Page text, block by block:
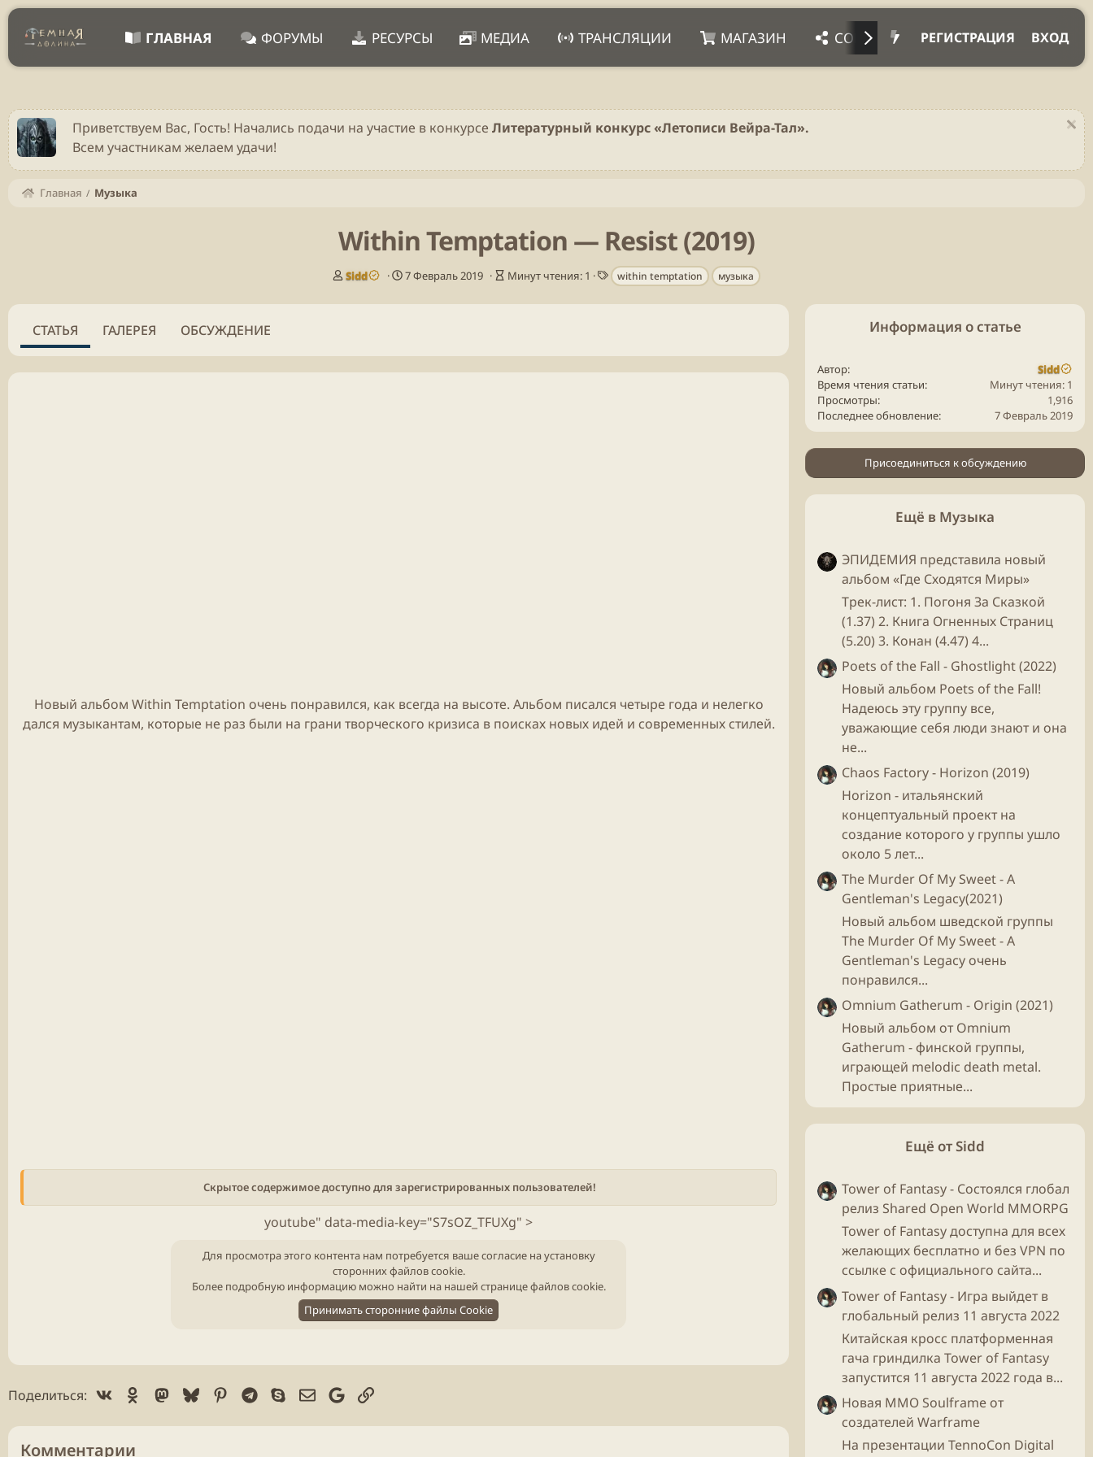
ГЛАВНАЯ ФОРУМЫ РЕСУРСЫ МЕДИА ТРАНСЛЯЦИИ МАГАЗИН СОЦ. СЕТИ ПРОЧЕЕ ВХОД
РЕГИСТРАЦИЯ
Приветствуем Вас, Гость! Начались подачи на участие в конкурсе Литературный конкурс «Летописи Вейра-Тал».
Всем участникам желаем удачи!
Главная Музыка
Within Temptation — Resist (2019)
А
т
Sidd
Д
т
7 Февраль 2019
В
е
Минут чтения: 1
Т
е
г
within temptation музыка
СТАТЬЯ ГАЛЕРЕЯ ОБСУЖДЕНИЕ
Новый альбом Within Temptation очень понравился, как всегда на высоте. Альбом писался четыре года и нелегко
дался музыкантам, которые не раз были на грани творческого кризиса в поисках новых идей и современных стилей.
Скрытое содержимое доступно для зарегистрированных пользователей!
youtube" data-media-key="S7sOZ_TFUXg" >
Для просмотра этого контента нам потребуется ваше согласие на установку
сторонних файлов cookie.
Более подробную информацию можно найти на нашей странице файлов cookie.
Принимать сторонние файлы Cookie
Поделиться: Vk Ok Mastodon
BlueskyPinterest
Telegram
SkypeЭлектронная почта
GoogleСсылка
Комментарии
Информация о статье
Автор
Sidd
Время чтения статьи
Минут чтения: 1
Просмотры
1,916
Последнее обновление
7 Февраль 2019
Присоединиться к обсуждению
Ещё в Музыка
ЭПИДЕМИЯ представила новый
альбом «Где Сходятся Миры»
Трек-лист: 1. Погоня За Сказкой
(1.37) 2. Книга Огненных Страниц
(5.20) 3. Конан (4.47) 4...
Poets of the Fall - Ghostlight (2022)
Новый альбом Poets of the Fall!
Надеюсь эту группу все,
уважающие себя люди знают и она
не...
Chaos Factory - Horizon (2019)
Horizon - итальянский
концептуальный проект на
создание которого у группы ушло
около 5 лет...
The Murder Of My Sweet - A
Gentleman's Legacy(2021)
Новый альбом шведской группы
The Murder Of My Sweet - A
Gentleman's Legacy очень
понравился...
Omnium Gatherum - Origin (2021)
Новый альбом от Omnium
Gatherum - финской группы,
играющей melodic death metal.
Простые приятные...
Ещё от Sidd
Tower of Fantasy - Состоялся глобал
релиз Shared Open World MMORPG
Tower of Fantasy доступна для всех
желающих бесплатно и без VPN по
ссылке с официального сайта...
Tower of Fantasy - Игра выйдет в
глобальный релиз 11 августа 2022
Китайская кросс платформенная
гача гриндилка Tower of Fantasy
запустится 11 августа 2022 года в...
Новая ММО Soulframe от
создателей Warframe
На презентации TennoCon Digital